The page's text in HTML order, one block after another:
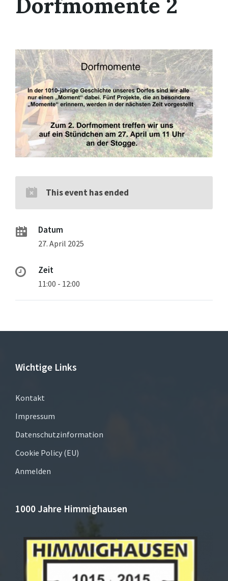
This event has ended
Datum
27. April 2025
Zeit
11:00 - 12:00
Wichtige Links
Kontakt
Impressum
Datenschutzinformation
Cookie Policy (EU)
Anmelden
1000 Jahre Himmighausen